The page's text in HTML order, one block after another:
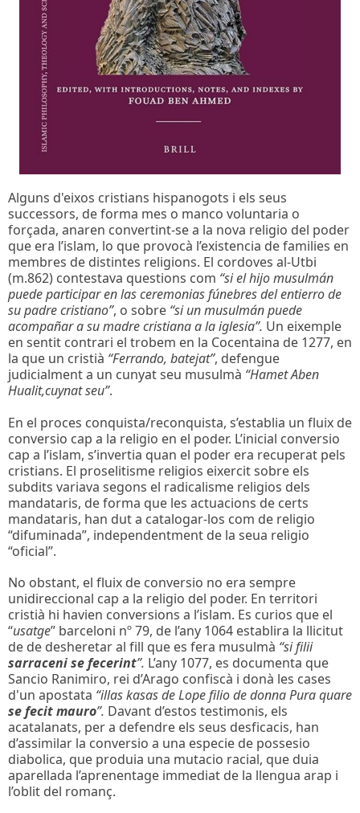
Alguns d'eixos cristians hispanogots i els seus
successors, de forma mes o manco voluntaria o
forçada, anaren convertint-se a la nova religio del poder
que era l’islam, lo que provocà l’existencia de families en
membres de distintes religions. El cordoves al-Utbi
(m.862) contestava questions com “si el hijo musulmán
puede participar en las ceremonias fúnebres del entierro de
su padre cristiano”, o sobre “si un musulmán puede
acompañar a su madre cristiana a la iglesia”. Un eixemple
en sentit contrari el trobem en la Cocentaina de 1277, en
la que un cristià “Ferrando, batejat”, defengue
judicialment a un cunyat seu musulmà “Hamet Aben
Hualit,cuynat seu”.
En el proces conquista/reconquista, s’establia un fluix de
conversio cap a la religio en el poder. L’inicial conversio
cap a l’islam, s’invertia quan el poder era recuperat pels
cristians. El proselitisme religios eixercit sobre els
subdits variava segons el radicalisme religios dels
mandataris, de forma que les actuacions de certs
mandataris, han dut a catalogar-los com de religio
“difuminada”, independentment de la seua religio
“oficial”.
No obstant, el fluix de conversio no era sempre
unidireccional cap a la religio del poder. En territori
cristià hi havien conversions a l’islam. Es curios que el
“usatge” barceloni nº 79, de l’any 1064 establira la llicitut
de de desheretar al fill que es fera musulmà “si filii
sarraceni se fecerint”. L’any 1077, es documenta que
Sancio Ranimiro, rei d’Arago confiscà i donà les cases
d'un apostata “illas kasas de Lope filio de donna Pura quare
se fecit mauro”. Davant d’estos testimonis, els
acatalanats, per a defendre els seus desficacis, han
d’assimilar la conversio a una especie de possesio
diabolica, que produia una mutacio racial, que duia
aparellada l’aprenentage immediat de la llengua arap i
l’oblit del romanç.